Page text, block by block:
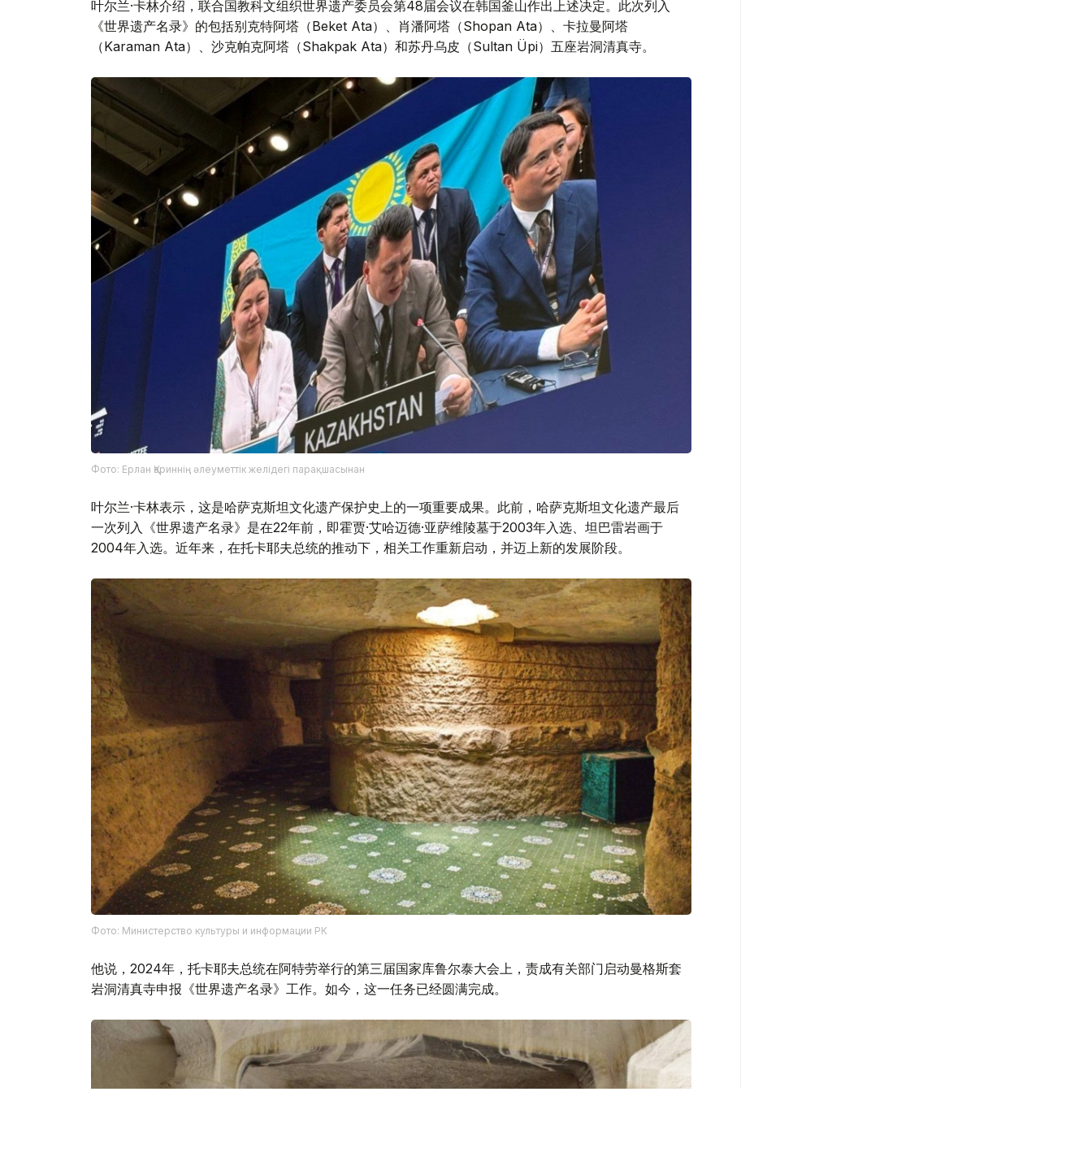
叶尔兰·卡林介绍，联合国教科文组织世界遗产委员会第48届会议在韩国釜山作出上述决定。此次列入
《世界遗产名录》的包括别克特阿塔（Beket Ata）、肖潘阿塔（Shopan Ata）、卡拉曼阿塔
（Karaman Ata）、沙克帕克阿塔（Shakpak Ata）和苏丹乌皮（Sultan Üpi）五座岩洞清真寺。
Фото: Ерлан Қариннің әлеуметтік желідегі парақшасынан
叶尔兰·卡林表示，这是哈萨克斯坦文化遗产保护史上的一项重要成果。此前，哈萨克斯坦文化遗产最后
一次列入《世界遗产名录》是在22年前，即霍贾·艾哈迈德·亚萨维陵墓于2003年入选、坦巴雷岩画于
2004年入选。近年来，在托卡耶夫总统的推动下，相关工作重新启动，并迈上新的发展阶段。
Фото: Министерство культуры и информации РК
他说，2024年，托卡耶夫总统在阿特劳举行的第三届国家库鲁尔泰大会上，责成有关部门启动曼格斯套
岩洞清真寺申报《世界遗产名录》工作。如今，这一任务已经圆满完成。